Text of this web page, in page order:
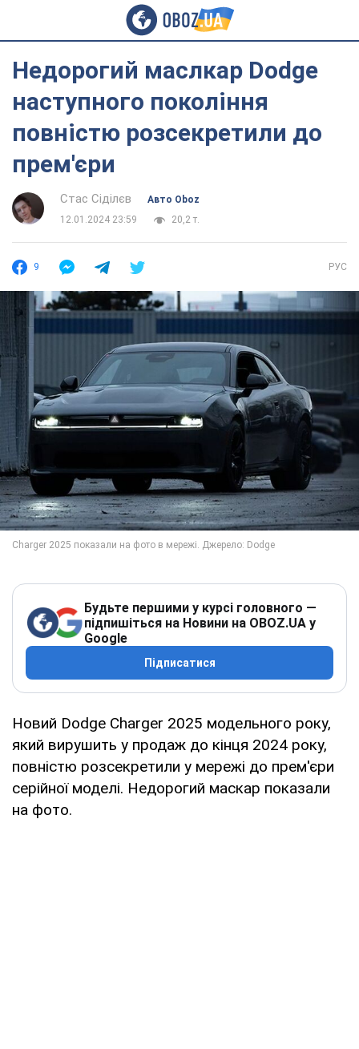
Недорогий маслкар Dodge
наступного покоління
повністю розсекретили до
прем'єри
Стас Сіділєв
Авто Oboz
12.01.2024 23:59
20,2 т.
9 РУС
Будьте першими у курсі головного —
підпишіться на Новини на OBOZ.UA у
Google
Підписатися
Новий Dodge Charger 2025 модельного року,
який вирушить у продаж до кінця 2024 року,
повністю розсекретили у мережі до прем'єри
серійної моделі. Недорогий маскар показали
на фото.